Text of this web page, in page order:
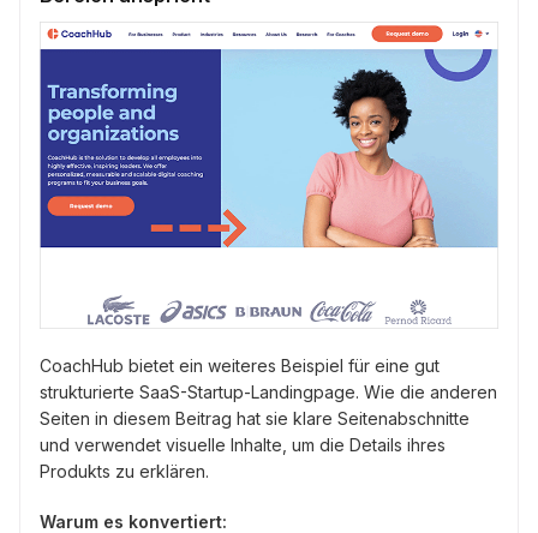
CoachHub bietet ein weiteres Beispiel für eine gut
strukturierte SaaS-Startup-Landingpage. Wie die anderen
Seiten in diesem Beitrag hat sie klare Seitenabschnitte
und verwendet visuelle Inhalte, um die Details ihres
Produkts zu erklären.
Warum es konvertiert: